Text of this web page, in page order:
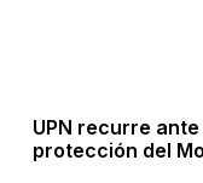
UPN recurre
protección del